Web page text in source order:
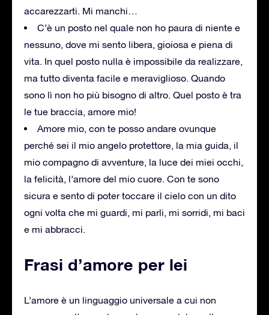
accarezzarti. Mi manchi…
C’è un posto nel quale non ho paura di niente e
nessuno, dove mi sento libera, gioiosa e piena di
vita. In quel posto nulla è impossibile da realizzare,
ma tutto diventa facile e meraviglioso. Quando
sono lì non ho più bisogno di altro. Quel posto è tra
le tue braccia, amore mio!
Amore mio, con te posso andare ovunque
perché sei il mio angelo protettore, la mia guida, il
mio compagno di avventure, la luce dei miei occhi,
la felicità, l’amore del mio cuore. Con te sono
sicura e sento di poter toccare il cielo con un dito
ogni volta che mi guardi, mi parli, mi sorridi, mi baci
e mi abbracci.
Frasi d’amore per lei
L’amore è un linguaggio universale a cui non